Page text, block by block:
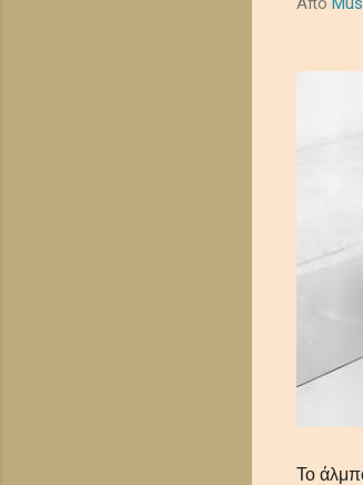
Το